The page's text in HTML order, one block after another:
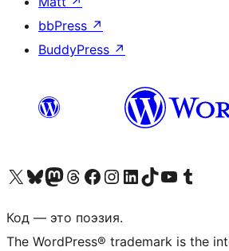
bbPress ↗
BuddyPress ↗
Посетите нас в X (ранее Twitter)
Посетите нашу учётную запись в Bluesky
Посетите нашу ленту в Mastodon
Посетите нашу учётную запись в Threads
Посетите нашу страницу на Facebook
Посетите наш Instagram
Посетите нашу страницу в LinkedIn
Посетите нашу учётную запись в TikTok
Посетите наш канал YouTube
Посетите нашу учётную запись в Tumblr
Код — это поэзия.
The WordPress® trademark is the